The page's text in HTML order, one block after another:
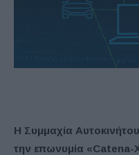
Η Συμμαχία
την επωνυμία